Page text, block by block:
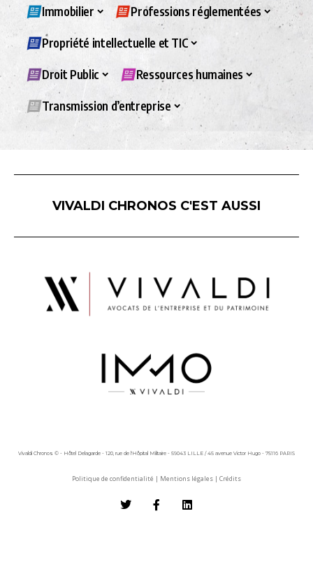
Immobilier Professions réglementées
Propriété intellectuelle et TIC
Droit Public Ressources humaines
Transmission d’entreprise
VIVALDI CHRONOS C'EST AUSSI
Vivaldi Chronos © - Hôtel Delagarde - 120, rue de l'Hôpital Militaire - 59043 LILLE / 45 avenue Victor Hugo - 75116 PARIS
Politique de confidentialité | Mentions légales | Crédits